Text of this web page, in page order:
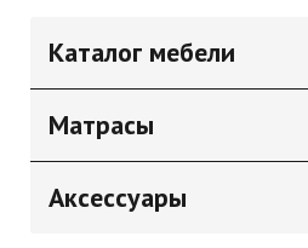
Каталог мебели
Матрасы
Аксессуары